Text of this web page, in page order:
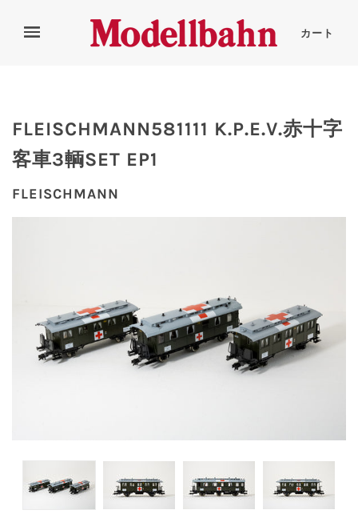
カート
FLEISCHMANN581111 K.P.E.V.赤十字
客車3輌SET EP1
FLEISCHMANN